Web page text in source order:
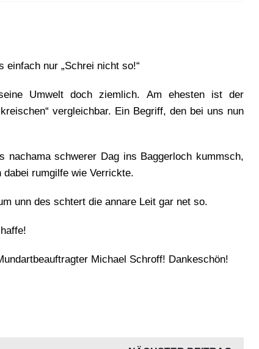
einfach nur „Schrei nicht so!“
Umwelt doch ziemlich. Am ehesten ist der
vergleichbar. Ein Begriff, den bei uns nun
nachama schwerer Dag ins Baggerloch kummsch,
rumgilfe wie Verrickte.
unn des schtert die annare Leit gar net so.
Michael Schroff! Dankeschön!